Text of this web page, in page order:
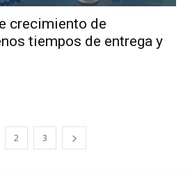
crecimiento de
tiempos de entrega y
2 3